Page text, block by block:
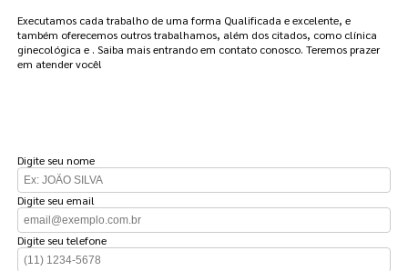
Executamos cada trabalho de uma forma Qualificada e excelente, e
também oferecemos outros trabalhamos, além dos citados, como clínica
ginecológica e . Saiba mais entrando em contato conosco. Teremos prazer
em atender você!
Digite seu nome
Digite seu email
Digite seu telefone